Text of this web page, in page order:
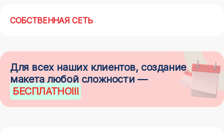
СОБСТВЕННАЯ СЕТЬ
Для всех наших клиентов, создание
макета любой сложности —
БЕСПЛАТНО!!!